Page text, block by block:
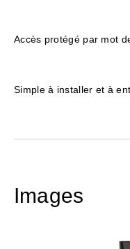
Accès protégé par mot
Simple à installer et à
Images